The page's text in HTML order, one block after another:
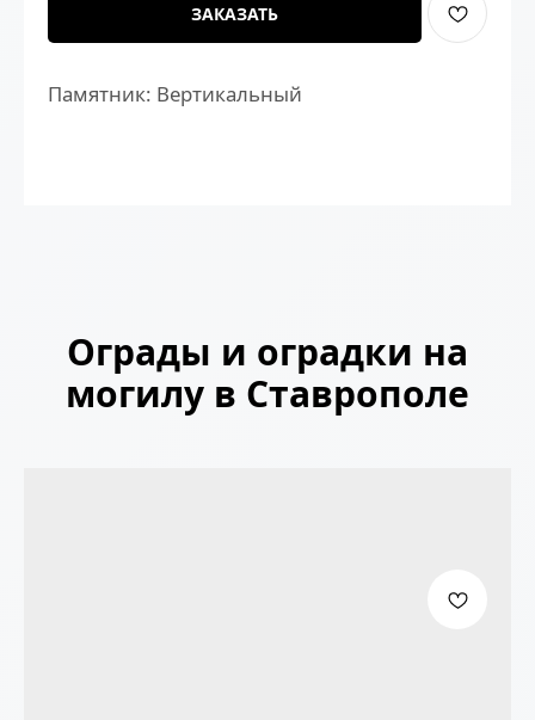
ЗАКАЗАТЬ
Памятник: Вертикальный
Ограды и оградки на
могилу в Ставрополе